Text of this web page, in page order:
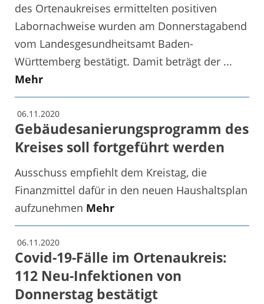
des Ortenaukreises ermittelten positiven
Labornachweise wurden am Donnerstagabend
vom Landesgesundheitsamt Baden-
Württemberg bestätigt. Damit beträgt der ...
Mehr
06.11.2020
Gebäudesanierungsprogramm des
Kreises soll fortgeführt werden
Ausschuss empfiehlt dem Kreistag, die
Finanzmittel dafür in den neuen Haushaltsplan
aufzunehmen Mehr
06.11.2020
Covid-19-Fälle im Ortenaukreis:
112 Neu-Infektionen von
Donnerstag bestätigt